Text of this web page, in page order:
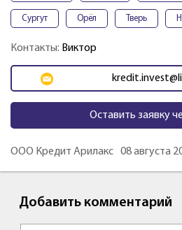
Сургут Орёл Тверь
Контакты: Виктор
Оставить заявку
ООО Кредит Арилакс 08 августа
Добавить комментарий